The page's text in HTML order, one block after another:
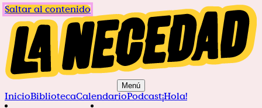
Saltar al contenido
Menú
InicioBibliotecaCalendarioPodcast¡Hola!